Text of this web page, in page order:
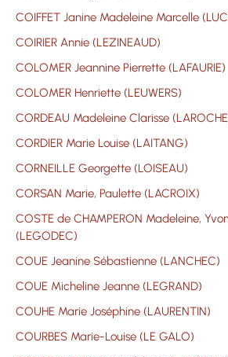
COIFFET Janine Madeleine Marcelle
COIRIER Annie (LEZINEAUD)
COLOMER Jeannine Pierrette (LAFAURIE)
COLOMER Henriette (LEUWERS)
CORDEAU Madeleine Clarisse
CORDIER Marie Louise (LAITANG)
CORNEILLE Georgette (LOISEAU)
CORSAN Marie, Paulette (LACROIX)
COSTE de CHAMPERON Madeleine,
(LEGODEC)
COUE Jeanine Sébastienne (LANCHEC)
COUE Micheline Jeanne (LEGRAND)
COUHE Marie Joséphine (LAURENTIN)
COURBES Marie-Louise (LE GALO)